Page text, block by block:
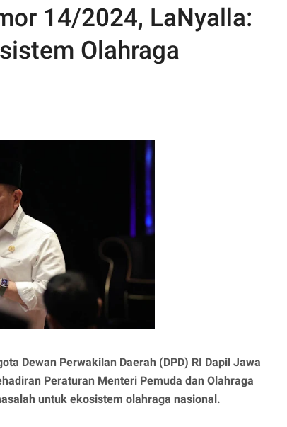
14/2024, LaNyalla:
Olahraga
Dewan Perwakilan Daerah (DPD) RI Dapil Jawa
Peraturan Menteri Pemuda dan Olahraga
untuk ekosistem olahraga nasional.